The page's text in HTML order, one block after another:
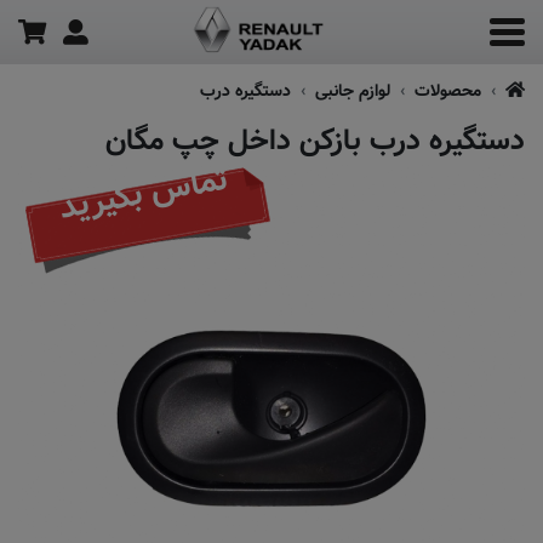
محصولات لوازم جانبی دستگیره درب
دستگیره درب بازکن داخل چپ مگان
تماس بگیرید